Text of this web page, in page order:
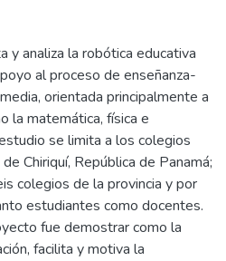
y analiza la robótica educativa
al proceso de enseñanza-
orientada principalmente a
la matemática, física e
se limita a los colegios
Chiriquí, República de Panamá;
colegios de la provincia y por
estudiantes como docentes.
fue demostrar como la
facilita y motiva la